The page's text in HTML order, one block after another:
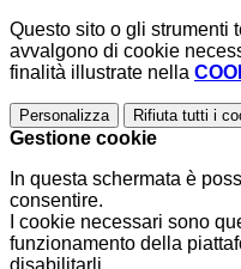
Questo sito o gli strumenti
avvalgono di cookie
finalità illustrate nella
Personalizza Rifiuta tutti i
Gestione cookie
In questa schermata è
consentire.
I cookie necessari sono
funzionamento della
disabilitarli.